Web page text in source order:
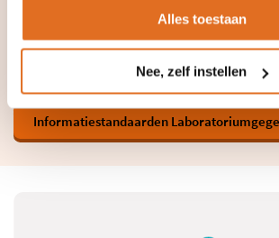
Alles toestaan
Nee, zelf instellen
aandoening bepaalde geneesmiddelen niet
nog in ontwikkeling.
Informatiestandaarden